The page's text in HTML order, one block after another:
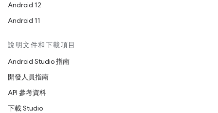
Android 12
Android 11
說明文件和下載項目
Android Studio 指南
開發人員指南
API 參考資料
下載 Studio